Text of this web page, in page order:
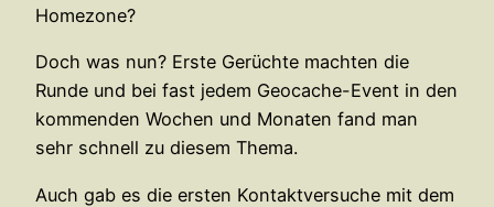
Homezone?
Doch was nun? Erste Gerüchte machten die
Runde und bei fast jedem Geocache-Event in den
kommenden Wochen und Monaten fand man
sehr schnell zu diesem Thema.
Auch gab es die ersten Kontaktversuche mit dem